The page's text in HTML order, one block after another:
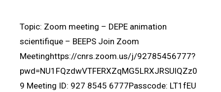
Topic: Zoom meeting – DEPE animation
scientifique – BEEPS Join Zoom
Meetinghttps://cnrs.zoom.us/j/92785456777?
pwd=NU1FQzdwVTFERXZqMG5LRXJRSUlQZz0
9 Meeting ID: 927 8545 6777Passcode: LT1fEU